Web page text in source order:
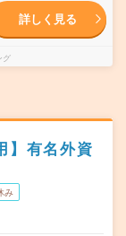
詳しく見る
グ
】有名外資
み